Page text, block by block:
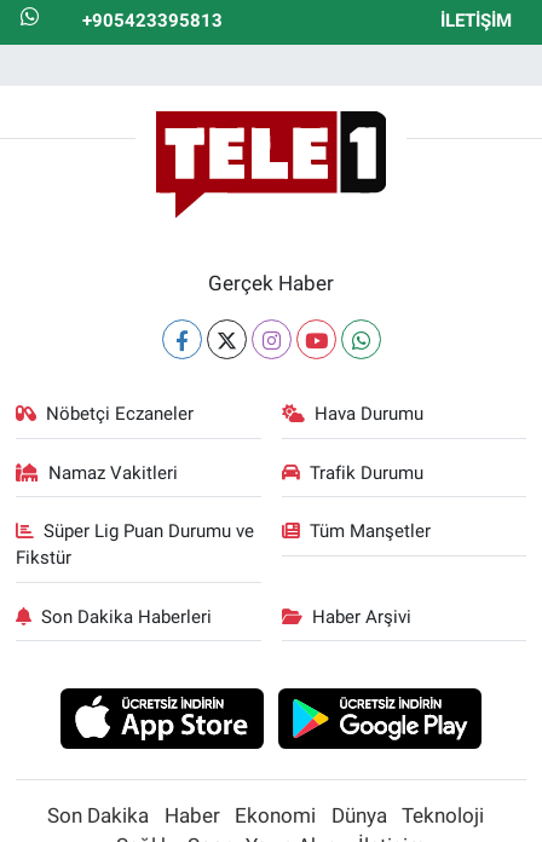
+905423395813 İLETIŞIM
Gerçek Haber
Nöbetçi Eczaneler Hava Durumu
Namaz Vakitleri Trafik Durumu
Süper Lig Puan Durumu ve
Fikstür
Tüm Manşetler
Son Dakika Haberleri Haber Arşivi
Son Dakika Haber Ekonomi Dünya
Teknoloji